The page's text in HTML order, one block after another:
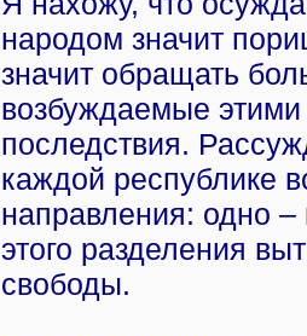
народом значит
значит обращать
возбуждаемые
последствия.
каждой республике
направления: одно
этого разделения
свободы.